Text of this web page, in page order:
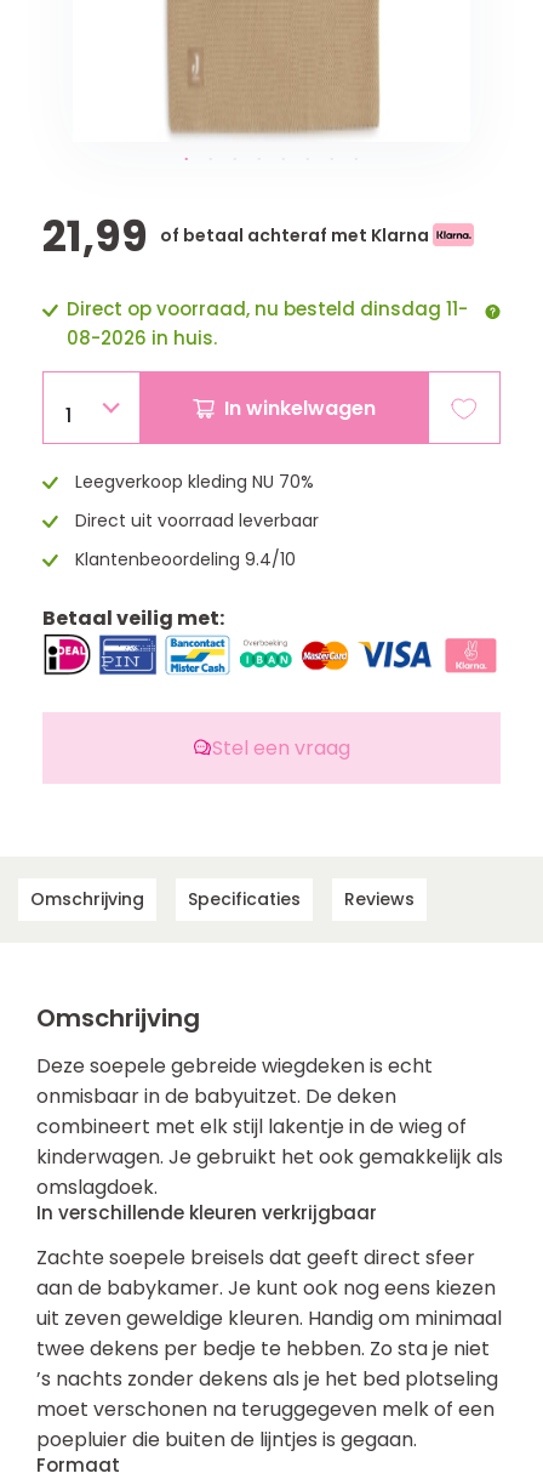
21,99 of betaal achteraf met Klarna
Direct op voorraad, nu besteld dinsdag 11-
08-2026 in huis.
1 In winkelwagen
Leegverkoop kleding NU 70%
Direct uit voorraad leverbaar
Klantenbeoordeling 9.4/10
Betaal veilig met:
Stel een vraag
Omschrijving Specificaties Reviews
Omschrijving
Deze soepele gebreide wiegdeken is echt
onmisbaar in de babyuitzet. De deken
combineert met elk stijl lakentje in de wieg of
kinderwagen. Je gebruikt het ook gemakkelijk als
omslagdoek.
In verschillende kleuren verkrijgbaar
Zachte soepele breisels dat geeft direct sfeer
aan de babykamer. Je kunt ook nog eens kiezen
uit zeven geweldige kleuren. Handig om minimaal
twee dekens per bedje te hebben. Zo sta je niet
’s nachts zonder dekens als je het bed plotseling
moet verschonen na teruggegeven melk of een
poepluier die buiten de lijntjes is gegaan.
Formaat